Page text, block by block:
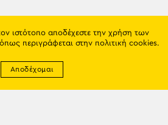
ιστότοπο αποδέχεστε την χρήση των
περιγράφεται στην πολιτική cookies.
Αποδέχομαι